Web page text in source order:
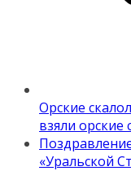
Орские
взяли орские
«Уральской